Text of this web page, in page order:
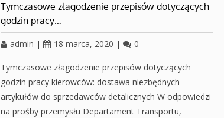
Tymczasowe złagodzenie przepisów dotyczących
godzin pracy…
admin | 18 marca, 2020 | 0
Tymczasowe złagodzenie przepisów dotyczących
godzin pracy kierowców: dostawa niezbędnych
artykułów do sprzedawców detalicznych W odpowiedzi
na prośby przemysłu Departament Transportu,